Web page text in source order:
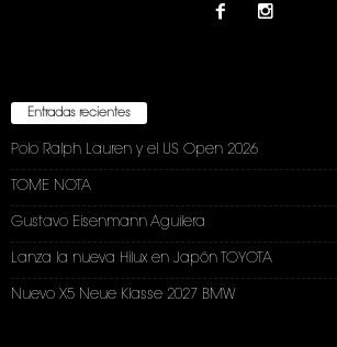
Entradas recientes
Polo Ralph Lauren y el US Open 2026
TOME NOTA
Gustavo Eisenmann Aguilera
Lanza la nueva Hilux en Japón TOYOTA
Nuevo X5 Neue Klasse 2027 BMW